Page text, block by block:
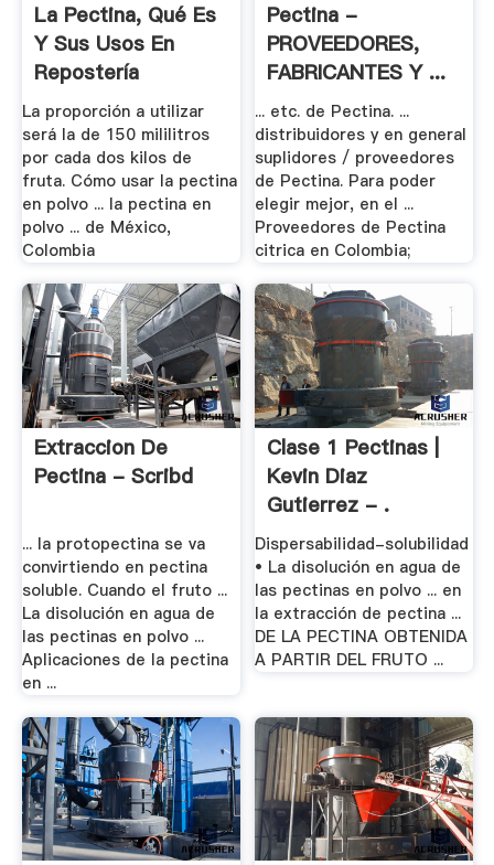
La Pectina, Qué Es
Y Sus Usos En
Repostería
La proporción a utilizar
será la de 150 mililitros
por cada dos kilos de
fruta. Cómo usar la pectina
en polvo ... la pectina en
polvo ... de México,
Colombia
Pectina -
PROVEEDORES,
FABRICANTES Y ...
- .
... etc. de Pectina. ...
distribuidores y en general
suplidores / proveedores
de Pectina. Para poder
elegir mejor, en el ...
Proveedores de Pectina
citrica en Colombia;
Extraccion De
Pectina - Scribd
... la protopectina se va
convirtiendo en pectina
soluble. Cuando el fruto ...
La disolución en agua de
las pectinas en polvo ...
Aplicaciones de la pectina
en ...
Clase 1 Pectinas |
Kevin Diaz
Gutierrez - .
Dispersabilidad-solubilidad
• La disolución en agua de
las pectinas en polvo ... en
la extracción de pectina ...
DE LA PECTINA OBTENIDA
A PARTIR DEL FRUTO ...